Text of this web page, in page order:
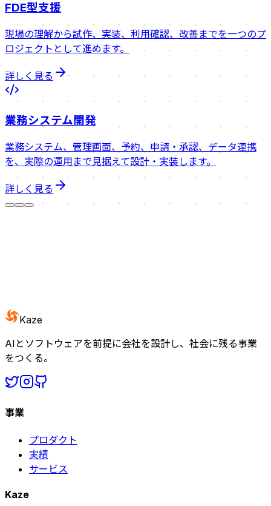
FDE型支援
現場の理解から試作、実装、利用確認、改善までを一つのプ
ロジェクトとして進めます。
詳しく見る
業務システム開発
業務システム、管理画面、予約、申請・承認、データ連携
を、実際の運用まで見据えて設計・実装します。
詳しく見る
Kaze
AIとソフトウェアを前提に会社を設計し、社会に残る事業
をつくる。
事業
プロダクト
実績
サービス
Kaze